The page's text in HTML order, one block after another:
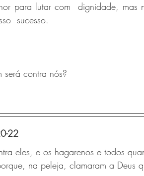
para lutar com  dignidade, mas
sucesso.
será contra nós?
22
eles, e os hagarenos e todos
na peleja, clamaram a Deus